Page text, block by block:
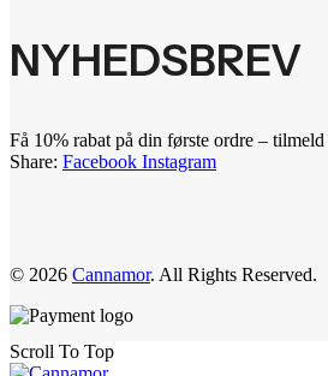
NYHEDSBREV
Få 10% rabat på din første ordre –
Share: Facebook Instagram
© 2026 Cannamor. All Rights Reserved.
Scroll To Top